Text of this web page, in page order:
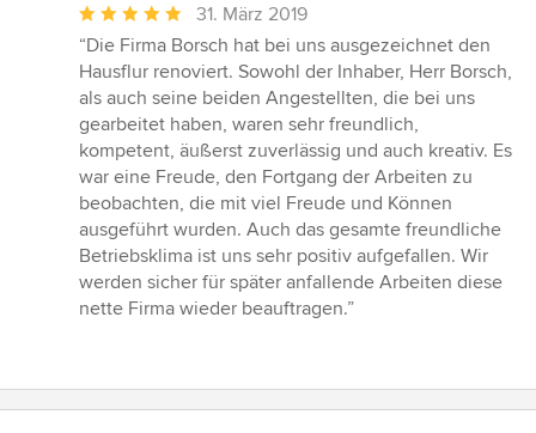
Durchschnittliche
Bewertung:
5
von
5
Sternen
31. März 2019
“Die Firma Borsch hat bei uns ausgezeichnet den
Hausflur renoviert. Sowohl der Inhaber, Herr Borsch,
als auch seine beiden Angestellten, die bei uns
gearbeitet haben, waren sehr freundlich,
kompetent, äußerst zuverlässig und auch kreativ. Es
war eine Freude, den Fortgang der Arbeiten zu
beobachten, die mit viel Freude und Können
ausgeführt wurden. Auch das gesamte freundliche
Betriebsklima ist uns sehr positiv aufgefallen. Wir
werden sicher für später anfallende Arbeiten diese
nette Firma wieder beauftragen.”